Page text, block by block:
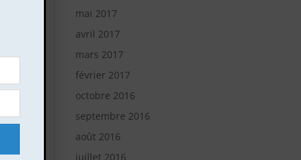
mai 2017
avril 2017
mars 2017
février 2017
octobre 2016
septembre 2016
août 2016
juillet 2016